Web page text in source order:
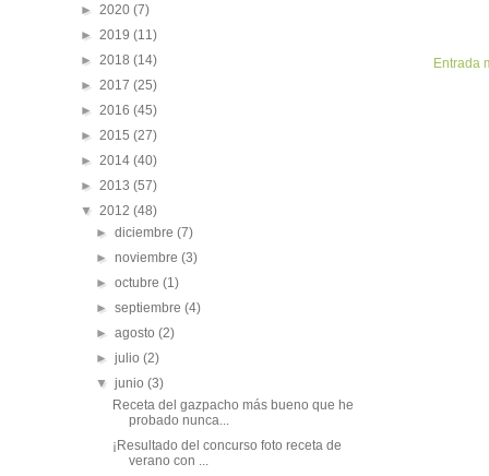
Entrada
► 2020 (7)
► 2019 (11)
► 2018 (14)
► 2017 (25)
► 2016 (45)
► 2015 (27)
► 2014 (40)
► 2013 (57)
▼ 2012 (48)
►diciembre(7)
►noviembre(3)
►octubre(1)
►septiembre(4)
►agosto(2)
►julio(2)
▼junio(3)
Receta del gazpacho más bueno que he
probado nunca...
¡Resultado del concurso foto receta de
verano con ...